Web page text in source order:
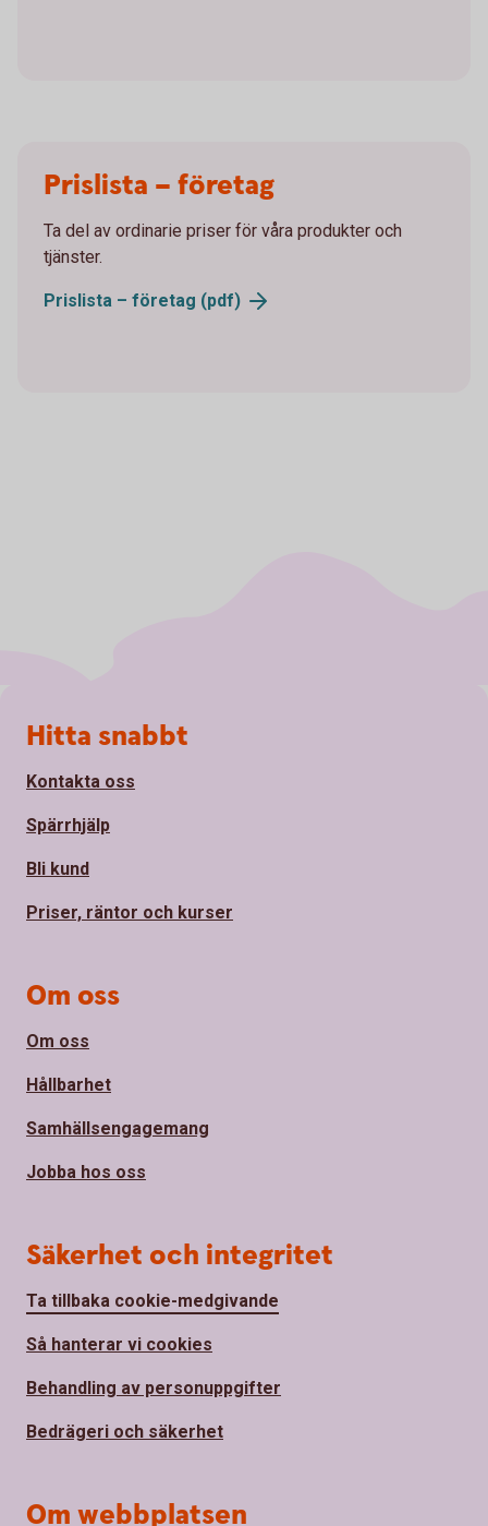
Prislista – företag
Ta del av ordinarie priser för våra produkter och
tjänster.
Prislista – företag (pdf)
Sidfot
Hitta snabbt
Kontakta oss
Spärrhjälp
Bli kund
Priser, räntor och kurser
Om oss
Om oss
Hållbarhet
Samhällsengagemang
Jobba hos oss
Säkerhet och integritet
Ta tillbaka cookie-medgivande
Så hanterar vi cookies
Behandling av personuppgifter
Bedrägeri och säkerhet
Om webbplatsen